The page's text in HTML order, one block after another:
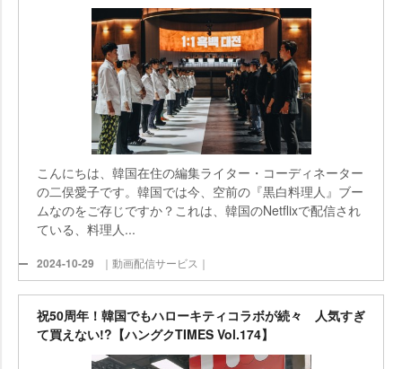
こんにちは、韓国在住の編集ライター・コーディネーター
の二俣愛子です。韓国では今、空前の『黒白料理人』ブー
ムなのをご存じですか？これは、韓国のNetflixで配信され
ている、料理人...
2024-10-29 ｜動画配信サービス｜
祝50周年！韓国でもハローキティコラボが続々 人気すぎ
て買えない!?【ハングクTIMES Vol.174】